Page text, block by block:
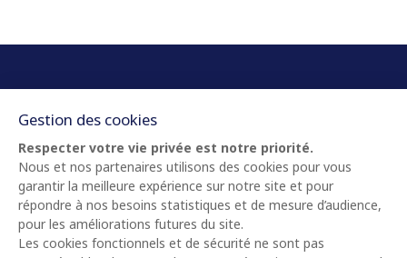
Siège social
Causse Comtal
12340 Bozouls
France
Mentions légales
Politique de confidentialité
Ethique et Conformité
Cookies